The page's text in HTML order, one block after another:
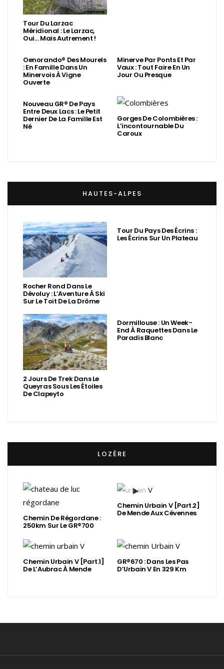
Tour Du Larzac
Méridional : Le Larzac,
Oui… Mais Autrement !
Oenorando® Des Mourels
: En Famille Dans Un
Minervois À Vigne
Ouverte
Minerve Par Ponts Et Par
Vaux : Tout Faire En Un
Jour Ou Presque
Nouveau GR® De Pays
Entre Deux Lacs : Le Petit
Dernier De La Famille Est
Né
Gorges De Colombières :
L’incontournable Du
Caroux
HAUTES-ALPES
Rocher Rond Dans Le
Dévoluy : L’Aventure À Ski
Sur Le Toit De La Drôme
Tour Du Pays Des Écrins :
Les Écrins Sur Un Plateau
2 Jours De Trek Dans Le
Queyras Sous Les Étoiles
De Clapeyto
Dormillouse : Un Week-
End À Raquettes Dans Le
Paradis Blanc
LOZÈRE
Chemin De Régordane :
250km Sur Le GR®700
Chemin Urbain V [Part.2]
De Mende Aux Cévennes
Chemin Urbain V [Part.1]
De L’Aubrac À Mende
GR®670 : Dans Les Pas
D’Urbain V En 329 Km